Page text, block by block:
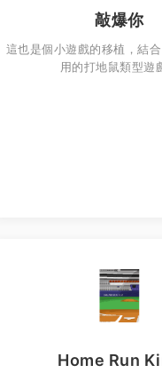
敲爆你
這也是個小遊戲的移植，結
用的打地鼠類型遊
Home Run